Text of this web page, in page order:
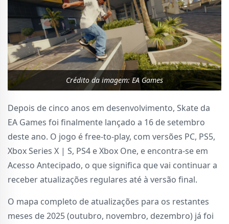
Crédito da imagem: EA Games
Depois de cinco anos em desenvolvimento, Skate da
EA Games foi finalmente lançado a 16 de setembro
deste ano. O jogo é free-to-play, com versões PC, PS5,
Xbox Series X | S, PS4 e Xbox One, e encontra-se em
Acesso Antecipado, o que significa que vai continuar a
receber atualizações regulares até à versão final.
O mapa completo de atualizações para os restantes
meses de 2025 (outubro, novembro, dezembro) já foi